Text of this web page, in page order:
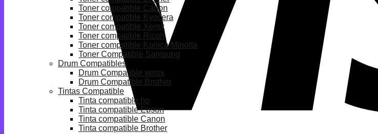
Toner compatible Canon
Toner compatible Kyocera
Toner compatible Xerox
Toner compatible Ricoh
Toner compatible Konica Minolta
Toner Compatible Samsung
Drum Compatibles
Drum Compatible xerox
Drum Compatible Brother
Tintas Compatible
Tinta compatible hp
Tinta compatible Epson
Tinta compatible Canon
Tinta compatible Brother